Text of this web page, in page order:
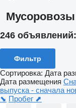
246 объявлений:
Фильтр
Сортировка: Дата
Дата размещения
выпуска - сначала
⬊ Пробег ⬈